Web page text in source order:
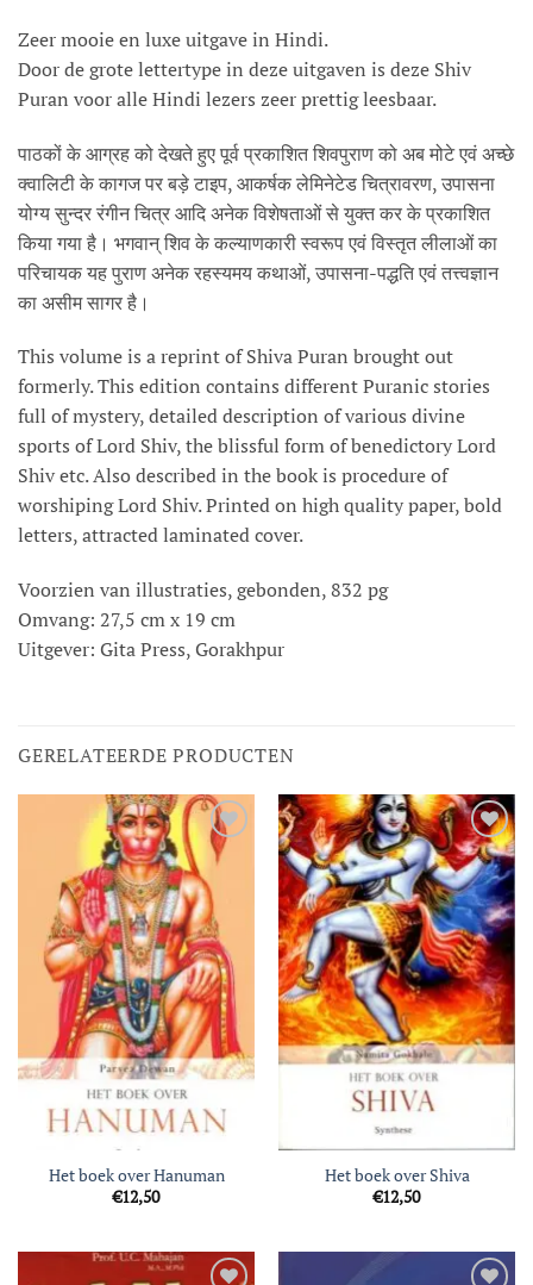
Zeer mooie en luxe uitgave in Hindi.
Door de grote lettertype in deze uitgaven is deze Shiv
Puran voor alle Hindi lezers zeer prettig leesbaar.
पाठकों के आग्रह को देखते हुए पूर्व प्रकाशित शिवपुराण को अब मोटे एवं अच्छे
क्वालिटी के कागज पर बड़े टाइप, आकर्षक लेमिनेटेड चित्रावरण, उपासना
योग्य सुन्दर रंगीन चित्र आदि अनेक विशेषताओं से युक्त कर के प्रकाशित
किया गया है। भगवान् शिव के कल्याणकारी स्वरूप एवं विस्तृत लीलाओं का
परिचायक यह पुराण अनेक रहस्यमय कथाओं, उपासना-पद्धति एवं तत्त्वज्ञान
का असीम सागर है।
This volume is a reprint of Shiva Puran brought out
formerly. This edition contains different Puranic stories
full of mystery, detailed description of various divine
sports of Lord Shiv, the blissful form of benedictory Lord
Shiv etc. Also described in the book is procedure of
worshiping Lord Shiv. Printed on high quality paper, bold
letters, attracted laminated cover.
Voorzien van illustraties, gebonden, 832 pg
Omvang: 27,5 cm x 19 cm
Uitgever: Gita Press, Gorakhpur
GERELATEERDE PRODUCTEN
Toevoegen
aan
verlanglijst
Het boek over Hanuman
€12,50
Toevoegen
aan
verlanglijst
Het boek over Shiva
€12,50